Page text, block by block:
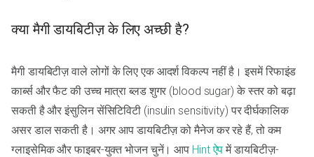
क्या मैगी डायबिटीज़ के लिए अच्छी है?
मैगी डायबिटीज़ वाले लोगों के लिए एक आदर्श विकल्प नहीं है। इसमें रिफाइंड
कार्ब्स और फैट की उच्च मात्रा ब्लड शुगर (blood sugar) के स्तर को बढ़ा
सकती है और इंसुलिन सेंसिटिविटी (insulin sensitivity) पर दीर्घकालिक
असर डाल सकती है। अगर आप डायबिटीज़ को मैनेज कर रहे हैं, तो कम
ग्लाइसेमिक और फाइबर-युक्त भोजन चुनें। आप Hint ऐप में डायबिटीज़-